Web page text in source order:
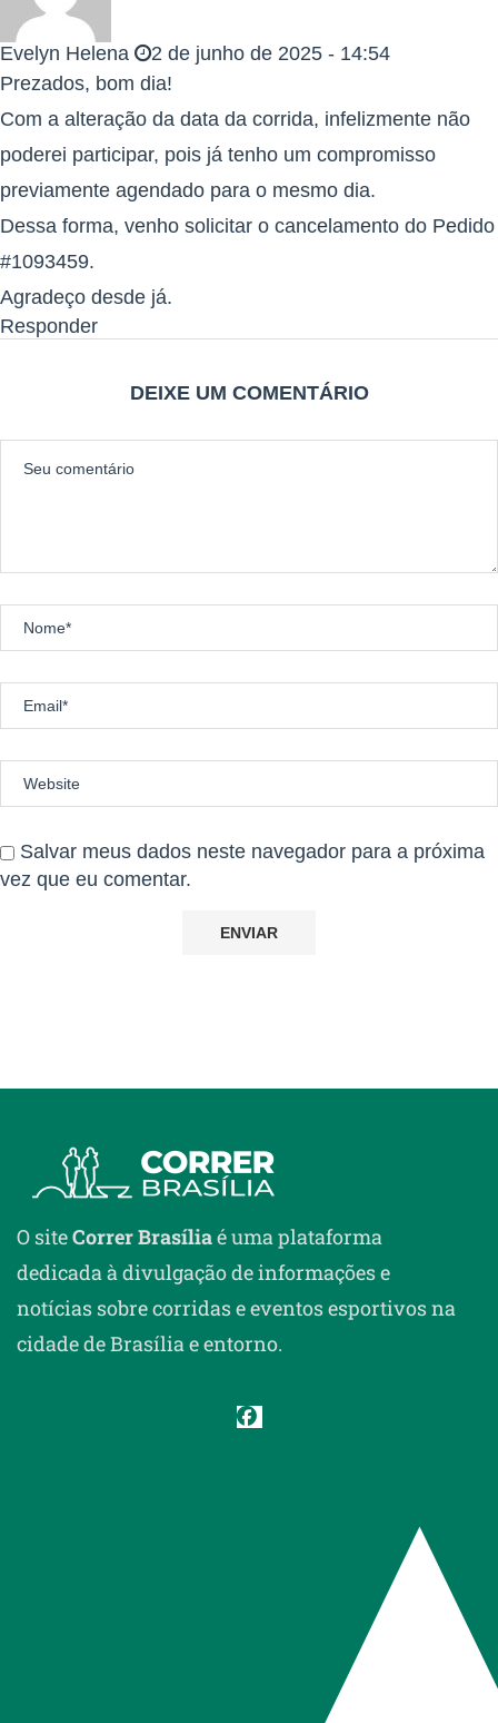
Não haverá entrega de kit após esse horário e nem após o evento!
O kit atleta será composto por:
Camiseta alusiva ao evento;
Número de peito com chip de cronometragem;
Medalha (aos que completarem a corrida);
Evelyn Helena
2 de junho de 2025 - 14:54
Prezados, bom dia!
Com a alteração da data da corrida, infelizmente não
poderei participar, pois já tenho um compromisso
previamente agendado para o mesmo dia.
Dessa forma, venho solicitar o cancelamento do Pedido
#1093459.
Agradeço desde já.
Responder
DEIXE UM COMENTÁRIO
Salvar meus dados neste navegador para a próxima
vez que eu comentar.
O siteCorrer Brasíliaé uma plataforma
dedicada à divulgação de informações e
notícias sobre corridas e eventos esportivos na
cidade de Brasília e entorno.